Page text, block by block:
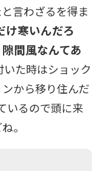
言わざるを得ま
け寒いんだろ
隙間風なんてあ
た時はショック
から移り住んだ
いるので頭に来
。